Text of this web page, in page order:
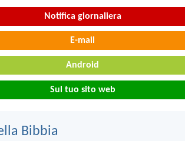
Notifica giornaliera
E-mail
Android
Sul tuo sito web
Bibbia